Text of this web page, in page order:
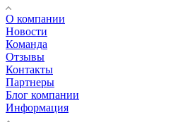
О компании
Новости
Команда
Отзывы
Контакты
Партнеры
Блог компании
Информация